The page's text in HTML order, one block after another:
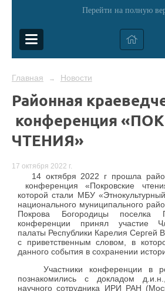
Перейти на полную
Главная → Новости
Районная
конференция
ЧТЕНИЯ»
17 октября 2022 г.
14 октября 2022 г прошла
конференция «Покровские
которой стали МБУ
национального муниципального
Покрова Богородицы
конференции принял участие
палаты Республики Карелия Сергей
с приветственным словом, в
данного события в сохранении
Участники конференции в
познакомились с докладом
научного сотрудника ИРИ РАН